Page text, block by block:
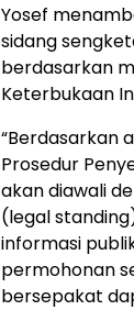
Yosef
sidang
berdasarkan
Keterbukaan
“Berdasarkan
Prosedur
akan diawali
(legal
informasi
permohonan
bersepakat